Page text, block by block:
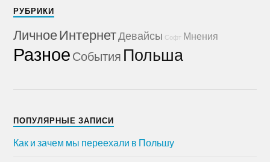
РУБРИКИ
ЛичноеИнтернетДевайсы Софт Мнения
Разное События Польша
ПОПУЛЯРНЫЕ ЗАПИСИ
Как и зачем мы переехали в Польшу